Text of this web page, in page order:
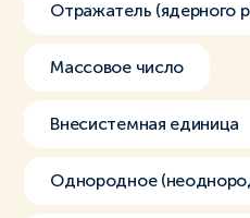
Отражатель (ядерного
Массовое число
Внесистемная единица
Однородное